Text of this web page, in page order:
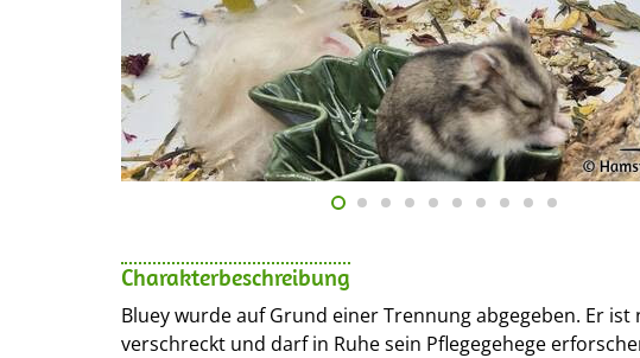
Charakterbeschreibung
Bluey wurde auf Grund einer Trennung abgegeben. Er ist
verschreckt und darf in Ruhe sein Pflegegehege